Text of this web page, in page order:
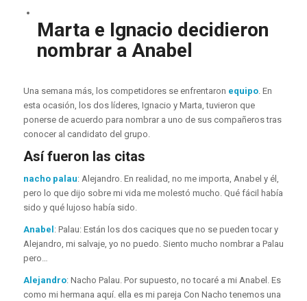
Marta e Ignacio decidieron
nombrar a Anabel
Una semana más, los competidores se enfrentaron equipo. En
esta ocasión, los dos líderes, Ignacio y Marta, tuvieron que
ponerse de acuerdo para nombrar a uno de sus compañeros tras
conocer al candidato del grupo.
Así fueron las citas
nacho palau: Alejandro. En realidad, no me importa, Anabel y él,
pero lo que dijo sobre mi vida me molestó mucho. Qué fácil había
sido y qué lujoso había sido.
Anabel : Palau: Están los dos caciques que no se pueden tocar y
Alejandro, mi salvaje, yo no puedo. Siento mucho nombrar a Palau
pero…
Alejandro: Nacho Palau. Por supuesto, no tocaré a mi Anabel. Es
como mi hermana aquí. ella es mi pareja Con Nacho tenemos una